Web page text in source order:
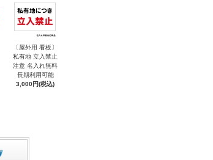
〔屋外用 看板〕
私有地 立入禁止
注意 名入れ無料
長期利用可能
3,000円(税込)